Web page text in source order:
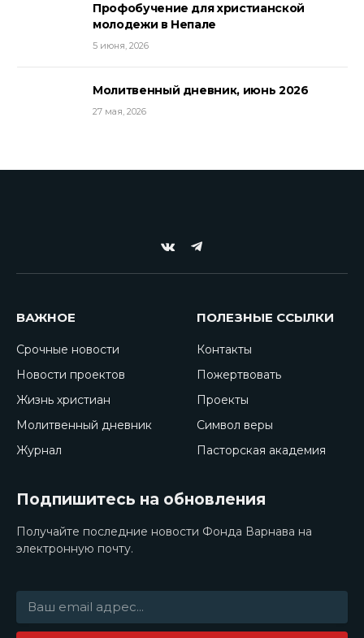
Профобучение для христианской
молодежи в Непале
5 июня, 2026
Молитвенный дневник, июнь 2026
27 мая, 2026
VKontakte
Telegram
ВАЖНОЕ
Срочные новости
Новости проектов
Жизнь христиан
Молитвенный дневник
Журнал
ПОЛЕЗНЫЕ ССЫЛКИ
Контакты
Пожертвовать
Проекты
Символ веры
Пасторская академия
Подпишитесь на обновления
Получайте последние новости Фонда Варнава на
электронную почту.